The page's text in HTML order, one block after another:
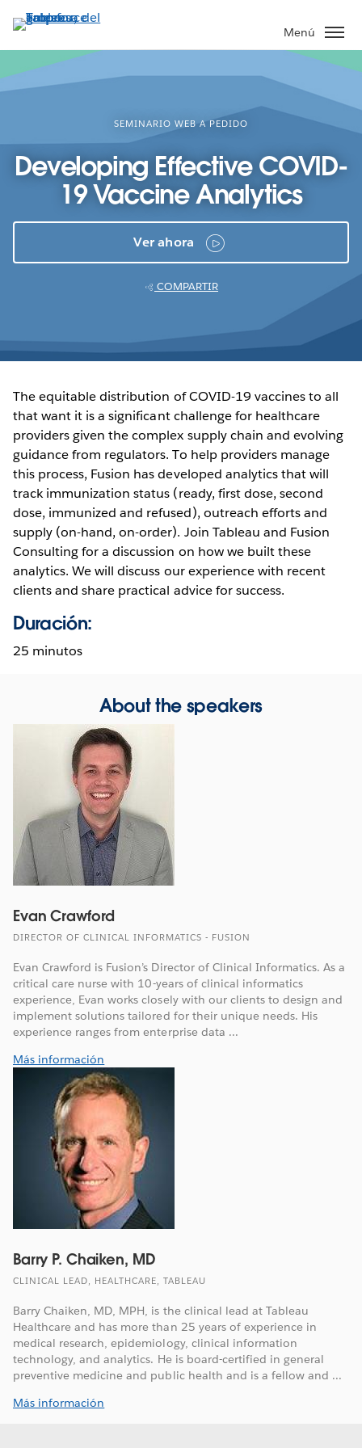
contenido
principal
Menú
SEMINARIO WEB A PEDIDO
Developing Effective COVID-
19 Vaccine Analytics
Ver ahora
COMPARTIR
The equitable distribution of COVID-19 vaccines to all
that want it is a significant challenge for healthcare
providers given the complex supply chain and evolving
guidance from regulators. To help providers manage
this process, Fusion has developed analytics that will
track immunization status (ready, first dose, second
dose, immunized and refused), outreach efforts and
supply (on-hand, on-order). Join Tableau and Fusion
Consulting for a discussion on how we built these
analytics. We will discuss our experience with recent
clients and share practical advice for success.
Duración:
25 minutos
About the speakers
Evan Crawford
DIRECTOR OF CLINICAL INFORMATICS - FUSION
Evan Crawford is Fusion’s Director of Clinical Informatics. As a
critical care nurse with 10-years of clinical informatics
experience, Evan works closely with our clients to design and
implement solutions tailored for their unique needs. His
experience ranges from enterprise data ...
Más información
Barry P. Chaiken, MD
CLINICAL LEAD, HEALTHCARE, TABLEAU
Barry Chaiken, MD, MPH, is the clinical lead at Tableau
Healthcare and has more than 25 years of experience in
medical research, epidemiology, clinical information
technology, and analytics. He is board-certified in general
preventive medicine and public health and is a fellow and ...
Más información